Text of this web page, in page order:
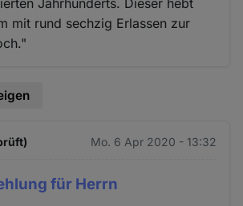
mit rund sechzig Erlassen zur
Mo. 6 Apr 2020 - 13:32
für Herrn